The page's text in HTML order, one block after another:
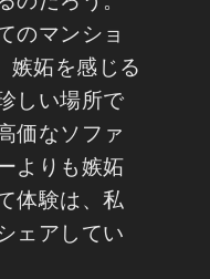
のマンショ
嫉妬を感じる
しい場所で
価なソファ
よりも嫉妬
体験は、私
ェアしてい